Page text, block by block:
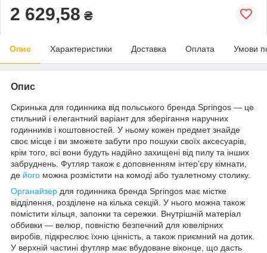
2 629,58 ₴
Опис Характеристики Доставка Оплата Умови
Опис
Скринька для годинника від польського бренда Springos — це
стильний і елегантний варіант для зберігання наручних
годинників і коштовностей. У ньому кожен предмет знайде
своє місце і ви зможете забути про пошуки своїх аксесуарів,
крім того, всі вони будуть надійно захищені від пилу та інших
забруднень. Футляр також є доповненням інтер'єру кімнати,
де його можна розмістити на комоді або туалетному столику.
Органайзер для годинника бренда Springos має містке
відділення, розділене на кілька секцій. У нього можна також
помістити кільця, запонки та сережки. Внутрішній матеріал
оббивки — велюр, повністю безпечний для ювелірних
виробів, підкреслює їхню цінність, а також приємний на дотик.
У верхній частині футляр має вбудоване віконце, що дасть